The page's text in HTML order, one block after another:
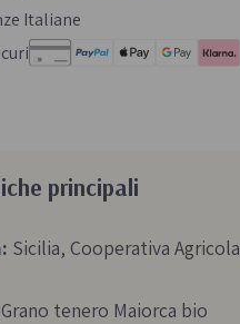
Italiane
principali
Sicilia, Cooperativa Agricola
Grano tenero Maiorca bio